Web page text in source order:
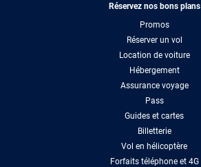
Réservez nos bons plans
Promos
Réserver un vol
Location de voiture
Hébergement
Assurance voyage
Pass
Guides et cartes
Billetterie
Vol en hélicoptère
Forfaits téléphone et 4G